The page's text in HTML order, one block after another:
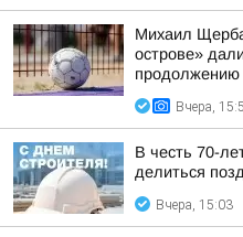
Михаил
острове»
продолжению
Вчера,
В честь 70-
делиться
Вчера, 15:03